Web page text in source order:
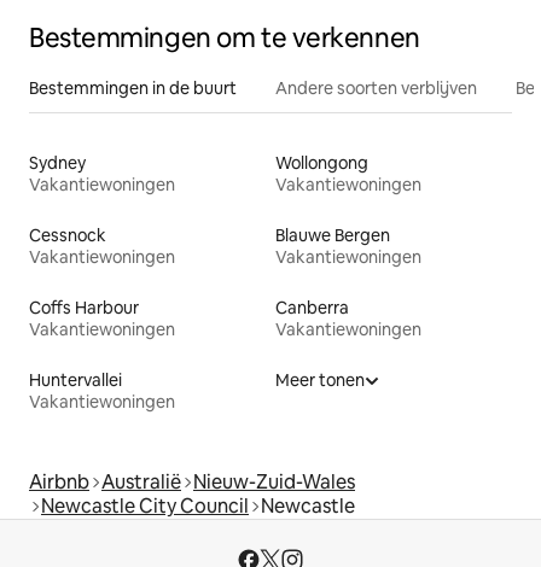
Bestemmingen om te verkennen
Bestemmingen in de buurt Andere soorten verblijven
Sydney
Vakantiewoningen
Wollongong
Vakantiewoningen
Cessnock
Vakantiewoningen
Blauwe Bergen
Vakantiewoningen
Coffs Harbour
Vakantiewoningen
Canberra
Vakantiewoningen
Huntervallei
Vakantiewoningen
Meer tonen
Airbnb Australië Nieuw-Zuid-Wales
Newcastle City Council Newcastle